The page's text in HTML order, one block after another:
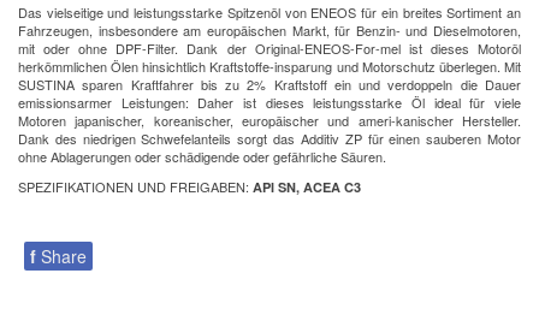
Das vielseitige und leistungsstarke Spitzenöl von ENEOS für ein breites Sortiment an
Fahrzeugen, insbesondere am europäischen Markt, für Benzin- und Dieselmotoren,
mit oder ohne DPF-Filter. Dank der Original-ENEOS-For-mel ist dieses Motoröl
herkömmlichen Ölen hinsichtlich Kraftstoffe-insparung und Motorschutz überlegen. Mit
SUSTINA sparen Kraftfahrer bis zu 2% Kraftstoff ein und verdoppeln die Dauer
emissionsarmer Leistungen: Daher ist dieses leistungsstarke Öl ideal für viele
Motoren japanischer, koreanischer, europäischer und ameri-kanischer Hersteller.
Dank des niedrigen Schwefelanteils sorgt das Additiv ZP für einen sauberen Motor
ohne Ablagerungen oder schädigende oder gefährliche Säuren.
SPEZIFIKATIONEN UND FREIGABEN: API SN, ACEA C3
f Share